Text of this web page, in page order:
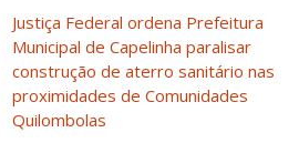
Justiça Federal ordena Prefeitura
Municipal de Capelinha paralisar
construção de aterro sanitário nas
proximidades de Comunidades
Quilombolas